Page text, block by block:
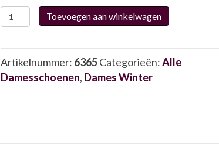
Gabor
52.891.85
aantal
Toevoegen aan winkelwagen
Artikelnummer: 6365 Categorieën:Alle
Damesschoenen, Dames Winter